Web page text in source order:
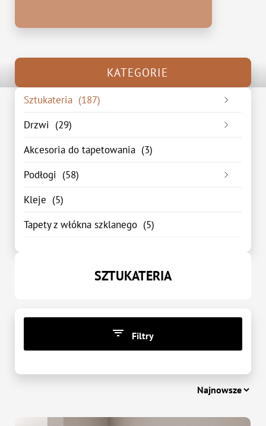
KATEGORIE
Sztukateria (187)
Listwa przypodłogowa
Listwa ścienna (44)
Drzwi (29)
Drzwi wewnętrzne (15)
Akcesoria do tapetowania (3)
Podłogi (58)
Podkłady pod panele podłogowe
Panele winylowe (0)
Kleje (5)
Tapety z włókna szklanego (5)
SZTUKATERIA
Filtry
CENA